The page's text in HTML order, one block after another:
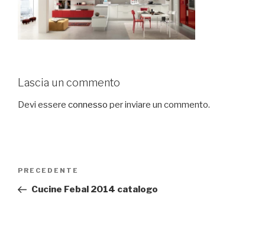
Lascia un commento
Devi essere connesso per inviare un commento.
Navigazione
Articolo
precedente:
PRECEDENTE
Cucine Febal 2014 catalogo